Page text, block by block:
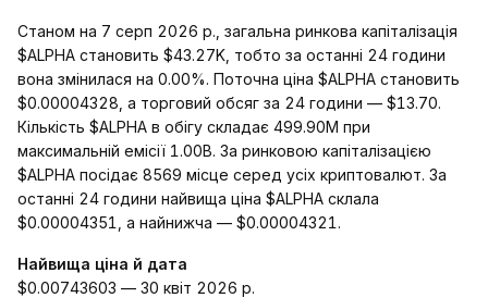
Станом на 7 серп 2026 р., загальна ринкова капіталізація
$ALPHA становить $43.27K, тобто за останні 24 години
вона змінилася на 0.00%. Поточна ціна $ALPHA становить
$0.00004328, а торговий обсяг за 24 години — $13.70.
Кількість $ALPHA в обігу складає 499.90M при
максимальній емісії 1.00B. За ринковою капіталізацією
$ALPHA посідає 8569 місце серед усіх криптовалют. За
останні 24 години найвища ціна $ALPHA склала
$0.00004351, а найнижча — $0.00004321.
Найвища ціна й дата
$0.00743603 — 30 квіт 2026 р.